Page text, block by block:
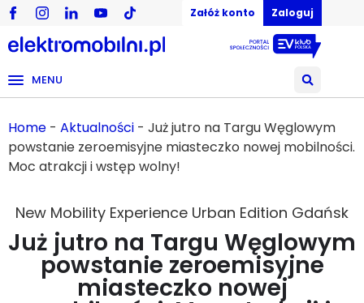
Załóż konto Zaloguj
MENU
Home - Aktualności - Już jutro na Targu Węglowym
powstanie zeroemisyjne miasteczko nowej mobilności.
Moc atrakcji i wstęp wolny!
New Mobility Experience Urban Edition Gdańsk
Już jutro na Targu Węglowym
powstanie zeroemisyjne
miasteczko nowej